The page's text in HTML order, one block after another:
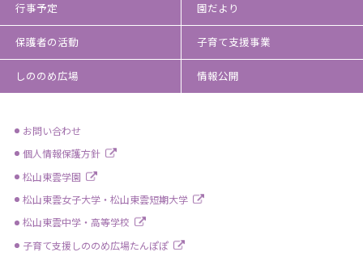
行事予定 園だより
保護者の活動 子育て支援事業
しののめ広場 情報公開
お問い合わせ
個人情報保護方針
松山東雲学園
松山東雲女子大学・松山東雲短期大学
松山東雲中学・高等学校
子育て支援しののめ広場たんぽぽ